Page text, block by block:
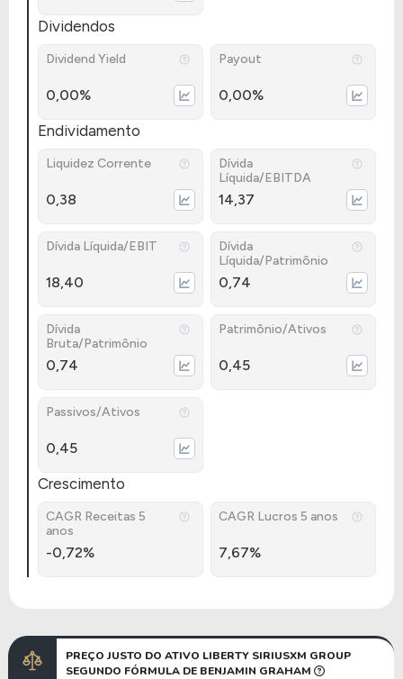
Dividendos
Dividend Yield
0,00%
Payout
0,00%
Endividamento
Liquidez Corrente
0,38
Dívida
Líquida/EBITDA
14,37
Dívida Líquida/EBIT
18,40
Dívida
Líquida/Patrimônio
0,74
Dívida
Bruta/Patrimônio
0,74
Patrimônio/Ativos
0,45
Passivos/Ativos
0,45
Crescimento
CAGR Receitas 5
anos
-0,72%
CAGR Lucros 5 anos
7,67%
PREÇO JUSTO DO ATIVO LIBERTY SIRIUSXM GROUP
SEGUNDO FÓRMULA DE BENJAMIN GRAHAM